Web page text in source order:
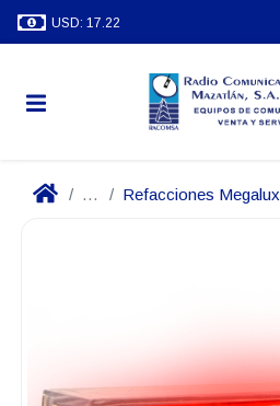
USD: 17.22
... Refacciones Megalux